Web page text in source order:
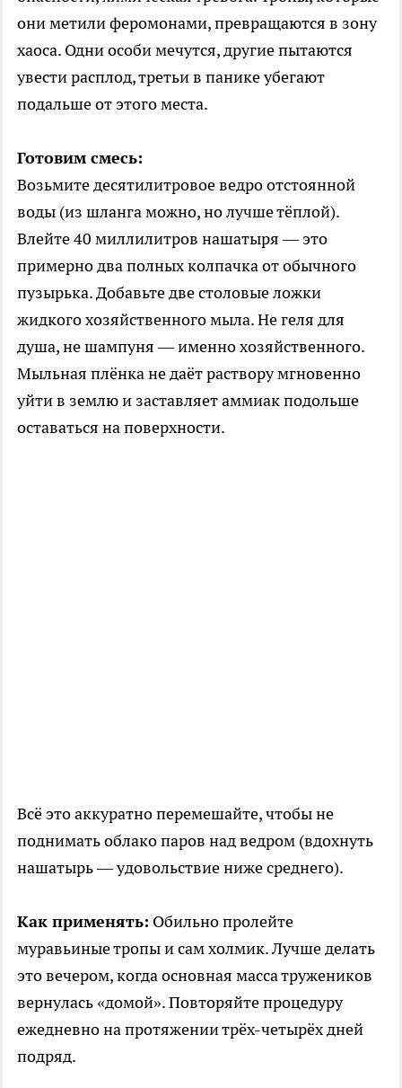
они метили феромонами, превращаются в зону
хаоса. Одни особи мечутся, другие пытаются
увести расплод, третьи в панике убегают
подальше от этого места.
Готовим смесь:
Возьмите десятилитровое ведро отстоянной
воды (из шланга можно, но лучше тёплой).
Влейте 40 миллилитров нашатыря — это
примерно два полных колпачка от обычного
пузырька. Добавьте две столовые ложки
жидкого хозяйственного мыла. Не геля для
душа, не шампуня — именно хозяйственного.
Мыльная плёнка не даёт раствору мгновенно
уйти в землю и заставляет аммиак подольше
оставаться на поверхности.
Всё это аккуратно перемешайте, чтобы не
поднимать облако паров над ведром (вдохнуть
нашатырь — удовольствие ниже среднего).
Как применять: Обильно пролейте
муравьиные тропы и сам холмик. Лучше делать
это вечером, когда основная масса тружеников
вернулась «домой». Повторяйте процедуру
ежедневно на протяжении трёх-четырёх дней
подряд.